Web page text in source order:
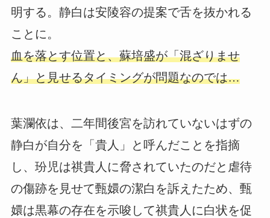
明する。静白は安陵容の提案で舌を抜かれる
ことに。
血を落とす位置と、蘇培盛が「混ざりませ
ん」と見せるタイミングが問題なのでは…
葉瀾依は、二年間後宮を訪れていないはずの
静白が自分を「貴人」と呼んだことを指摘
し、玢児は祺貴人に脅されていたのだと虐待
の傷跡を見せて甄嬛の潔白を訴えたため、甄
嬛は黒幕の存在を示唆して祺貴人に白状を促